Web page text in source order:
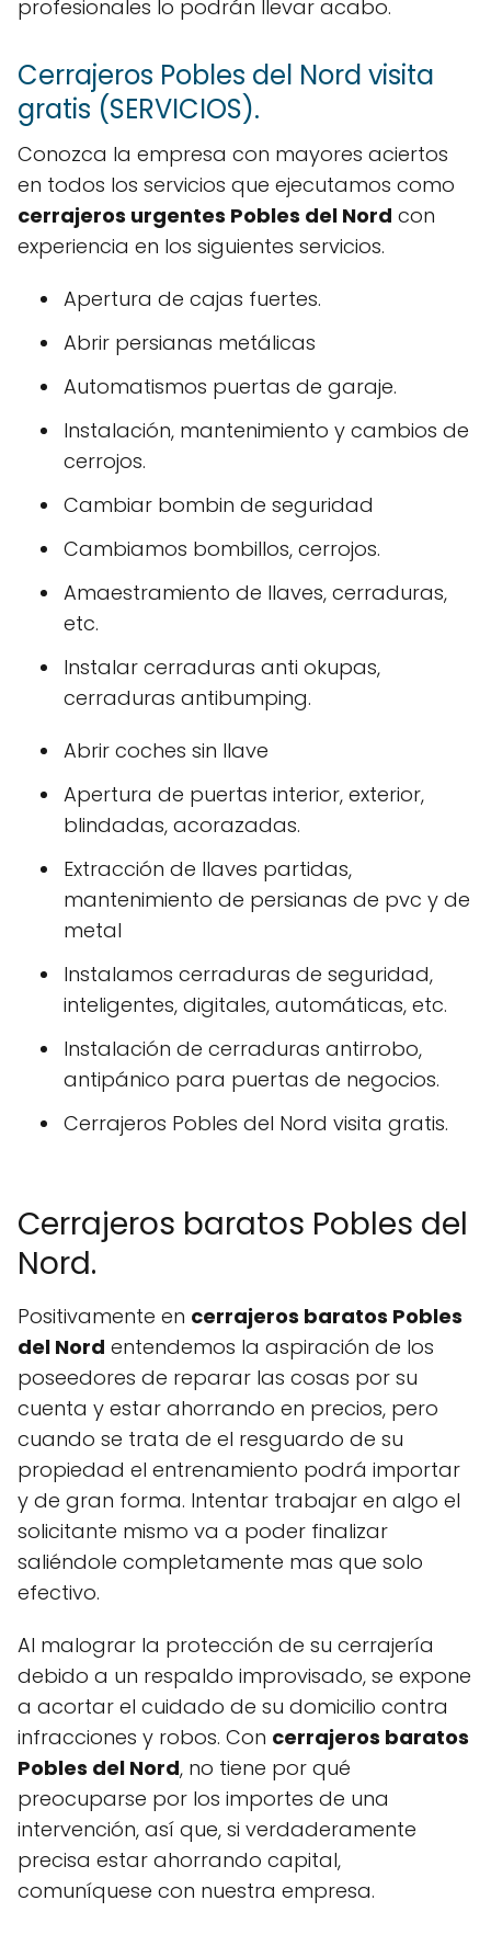
profesionales lo podrán llevar acabo.
Cerrajeros Pobles del Nord visita
gratis (SERVICIOS).
Conozca la empresa con mayores aciertos
en todos los servicios que ejecutamos como
cerrajeros urgentes Pobles del Nord con
experiencia en los siguientes servicios.
Apertura de cajas fuertes.
Abrir persianas metálicas
Automatismos puertas de garaje.
Instalación, mantenimiento y cambios de
cerrojos.
Cambiar bombin de seguridad
Cambiamos bombillos, cerrojos.
Amaestramiento de llaves, cerraduras,
etc.
Instalar cerraduras anti okupas,
cerraduras antibumping.
Abrir coches sin llave
Apertura de puertas interior, exterior,
blindadas, acorazadas.
Extracción de llaves partidas,
mantenimiento de persianas de pvc y de
metal
Instalamos cerraduras de seguridad,
inteligentes, digitales, automáticas, etc.
Instalación de cerraduras antirrobo,
antipánico para puertas de negocios.
Cerrajeros Pobles del Nord visita gratis.
Cerrajeros baratos Pobles del
Nord.
Positivamente en cerrajeros baratos Pobles
del Nord entendemos la aspiración de los
poseedores de reparar las cosas por su
cuenta y estar ahorrando en precios, pero
cuando se trata de el resguardo de su
propiedad el entrenamiento podrá importar
y de gran forma. Intentar trabajar en algo el
solicitante mismo va a poder finalizar
saliéndole completamente mas que solo
efectivo.
Al malograr la protección de su cerrajería
debido a un respaldo improvisado, se expone
a acortar el cuidado de su domicilio contra
infracciones y robos. Con cerrajeros baratos
Pobles del Nord, no tiene por qué
preocuparse por los importes de una
intervención, así que, si verdaderamente
precisa estar ahorrando capital,
comuníquese con nuestra empresa.